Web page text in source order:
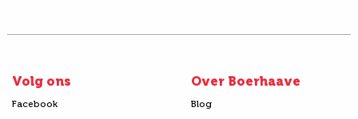
Volg ons
Facebook
Over Boerhaave
Blog